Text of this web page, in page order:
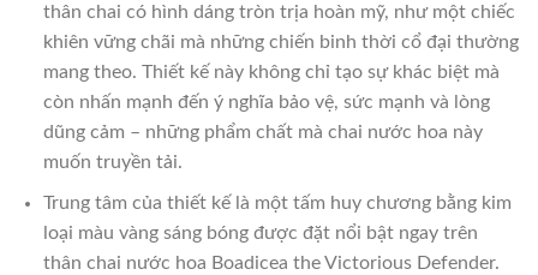
thân chai có hình dáng tròn trịa hoàn mỹ, như một chiếc
khiên vững chãi mà những chiến binh thời cổ đại thường
mang theo. Thiết kế này không chỉ tạo sự khác biệt mà
còn nhấn mạnh đến ý nghĩa bảo vệ, sức mạnh và lòng
dũng cảm – những phẩm chất mà chai nước hoa này
muốn truyền tải.
Trung tâm của thiết kế là một tấm huy chương bằng kim
loại màu vàng sáng bóng được đặt nổi bật ngay trên
thân chai nước hoa Boadicea the Victorious Defender.